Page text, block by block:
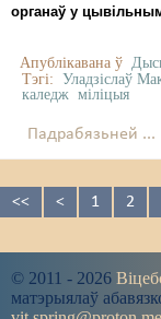
органаў у
Апублікавана ў
Тэгі: Уладзіслаў
каледж міліцыя
Падрабязьней ...
<< < 1 2
© 2011 - 2026
матэрыялаў